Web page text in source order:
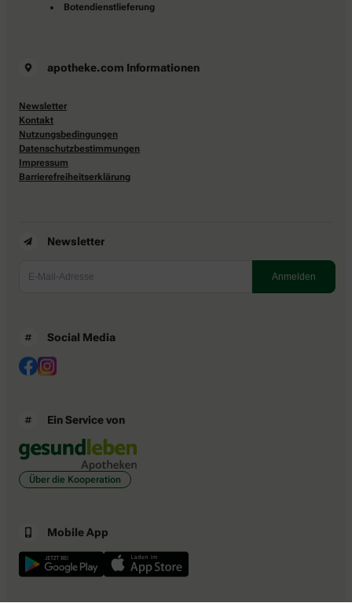
Botendienstlieferung
apotheke.com Informationen
Newsletter
Kontakt
Nutzungsbedingungen
Datenschutzbestimmungen
Impressum
Barrierefreiheitserklärung
Newsletter
Social Media
Ein Service von
Über die Kooperation
Mobile App